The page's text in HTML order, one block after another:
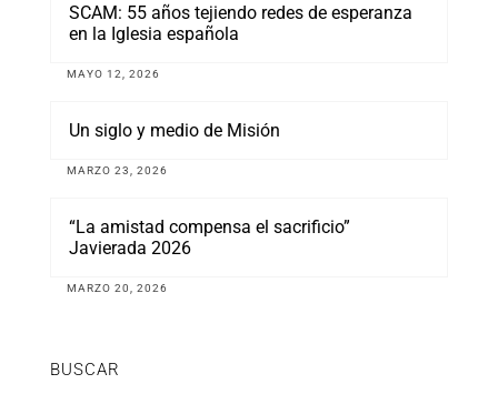
SCAM: 55 años tejiendo redes de esperanza
en la Iglesia española
MAYO 12, 2026
Un siglo y medio de Misión
MARZO 23, 2026
“La amistad compensa el sacrificio”
Javierada 2026
MARZO 20, 2026
BUSCAR